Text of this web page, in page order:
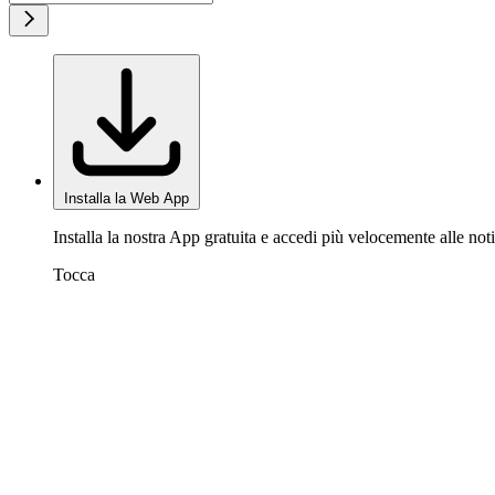
Installa la Web App
Installa la nostra App gratuita e accedi più velocemente alle
Tocca